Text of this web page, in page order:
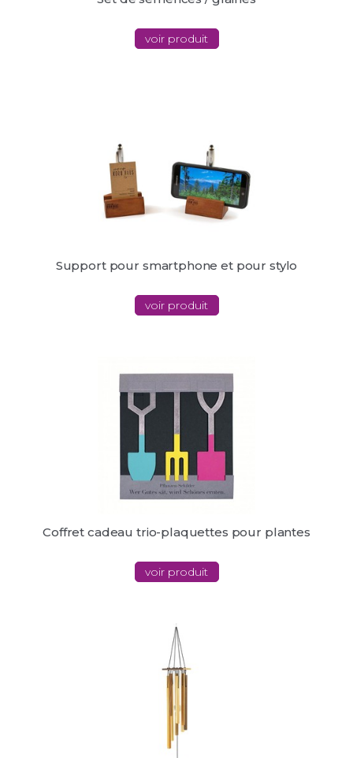
voir produit
Support pour smartphone et pour stylo
voir produit
Coffret cadeau trio-plaquettes pour plantes
voir produit